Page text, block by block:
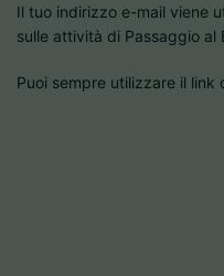
Il tuo indirizzo e-mail viene
sulle attività di Passaggio al
Puoi sempre utilizzare il link